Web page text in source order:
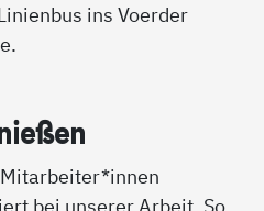
ins Voerder
bei unserer Arbeit. So